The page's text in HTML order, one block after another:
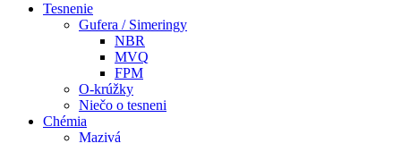
Tesnenie
Gufera / Simeringy
NBR
MVQ
FPM
O-krúžky
Niečo o tesneni
Chémia
Mazivá